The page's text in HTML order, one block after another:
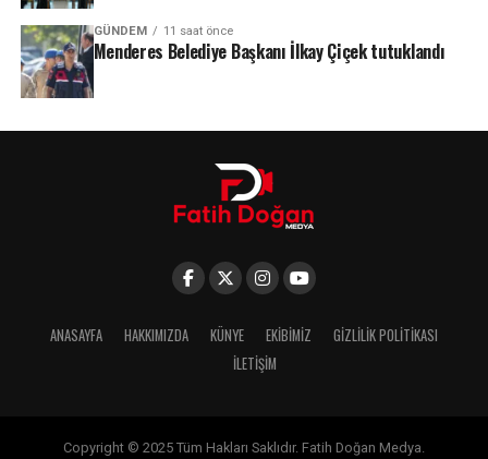
GÜNDEM 11 saat önce
Menderes Belediye Başkanı İlkay Çiçek tutuklandı
ANASAYFA HAKKIMIZDA KÜNYE EKIBIMIZ
GIZLILIK POLITIKASI
İLETIŞIM
Copyright © 2025 Tüm Hakları Saklıdır. Fatih Doğan Medya.